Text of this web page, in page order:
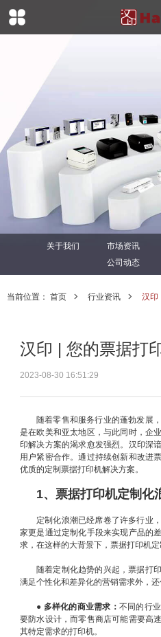
关于我们 市场资讯
公司动态
当前位置： 首页 行业资讯 汉印
汉印 | 您的票据打
2023-08-30 16:51:29
随着零售和服务行业的蓬勃发展
是在欧美和亚太地区，与此同时，企
印解决方案的渴求愈发强烈。汉印深
用户紧密合作。通过持续创新和改进
优质的定制票据打印机解决方案。
1、票据打印机定制化
定制化浪潮已经席卷了许多行业
家更是通过定制化手段来实现产品的
求，在这样的大背景下，票据打印机定
随着定制化趋势的兴起，票据打
满足个性化和差异化的营销需求外，还
● 多样化的商业需求： 不同的行
要防水设计，而零售商店可能需要高
其特定需求的打印机。